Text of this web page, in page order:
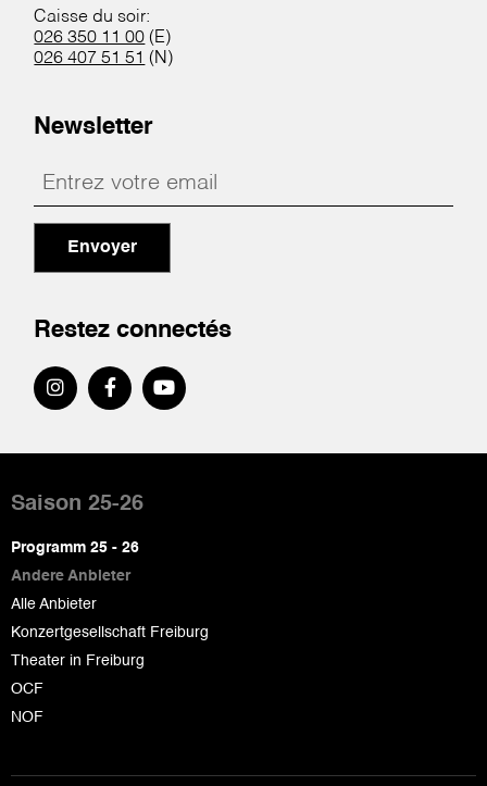
Caisse du soir:
026 350 11 00 (E)
026 407 51 51 (N)
Newsletter
Envoyer
Restez connectés
de
page
Saison 25-26
Programm 25 - 26
Andere Anbieter
Alle Anbieter
Konzertgesellschaft Freiburg
Theater in Freiburg
OCF
NOF